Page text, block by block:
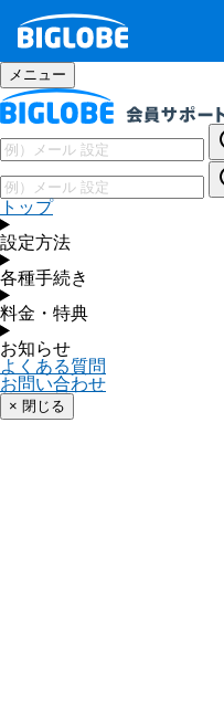
メニュー
トップ
設定方法
各種手続き
料金・特典
お知らせ
よくある質問
お問い合わせ
× 閉じる